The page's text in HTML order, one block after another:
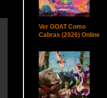
Ver GOAT Como
Cabras (2026) Online